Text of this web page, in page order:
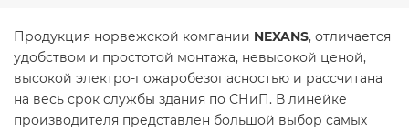
Продукция норвежской компании NEXANS, отличается
удобством и простотой монтажа, невысокой ценой,
высокой электро-пожаробезопасностью и рассчитана
на весь срок службы здания по СНиП. В линейке
производителя представлен большой выбор самых